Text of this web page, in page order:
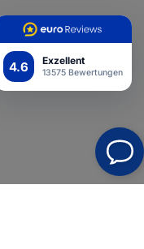
4.6 Exzellent
13575 Bewertungen